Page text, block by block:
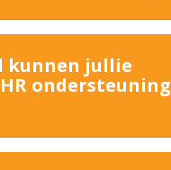
kunnen jullie
ondersteuning